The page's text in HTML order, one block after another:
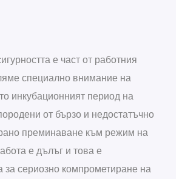
е част от работния
специално внимание на
инкубационният период на
от бързо и недостатъчно
преминаване към режим на
е дълъг и това е
за сериозно компрометиране на